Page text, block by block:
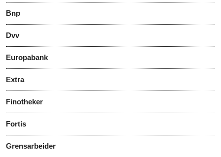
Bnp
Dvv
Europabank
Extra
Finotheker
Fortis
Grensarbeider